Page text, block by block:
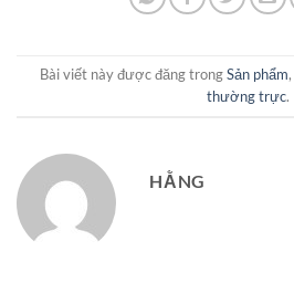
Bài viết này được đăng trongSản phẩm,
thường trực.
HẰNG